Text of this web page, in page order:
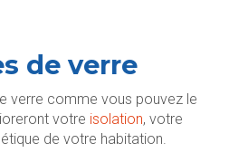
de verre
verre comme vous pouvez le
votre isolation, votre
de votre habitation.